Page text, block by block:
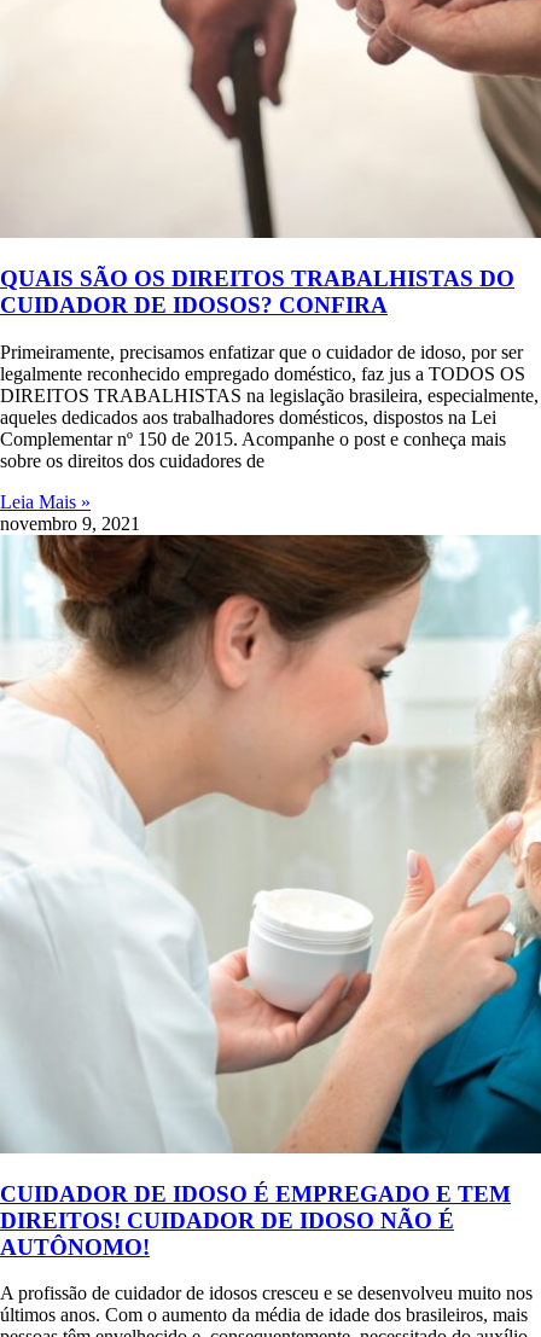
QUAIS SÃO OS DIREITOS TRABALHISTAS DO
CUIDADOR DE IDOSOS? CONFIRA
Primeiramente, precisamos enfatizar que o cuidador de idoso, por ser
legalmente reconhecido empregado doméstico, faz jus a TODOS OS
DIREITOS TRABALHISTAS na legislação brasileira, especialmente,
aqueles dedicados aos trabalhadores domésticos, dispostos na Lei
Complementar nº 150 de 2015. Acompanhe o post e conheça mais
sobre os direitos dos cuidadores de
Leia Mais »
novembro 9, 2021
CUIDADOR DE IDOSO É EMPREGADO E TEM
DIREITOS! CUIDADOR DE IDOSO NÃO É
AUTÔNOMO!
A profissão de cuidador de idosos cresceu e se desenvolveu muito nos
últimos anos. Com o aumento da média de idade dos brasileiros, mais